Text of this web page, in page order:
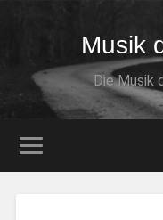
Musik
Die Musik